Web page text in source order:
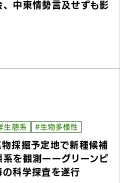
、中東情勢言及せずも影
生態系 #生物多様性
物採掘予定地で新種候補
を観測ーーグリーンピ
科学探査を遂行